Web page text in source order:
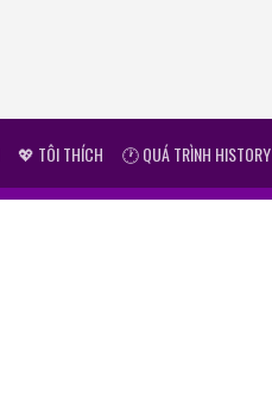
💖 TÔI THÍCH 🕐 QUÁ TRÌNH HISTORY